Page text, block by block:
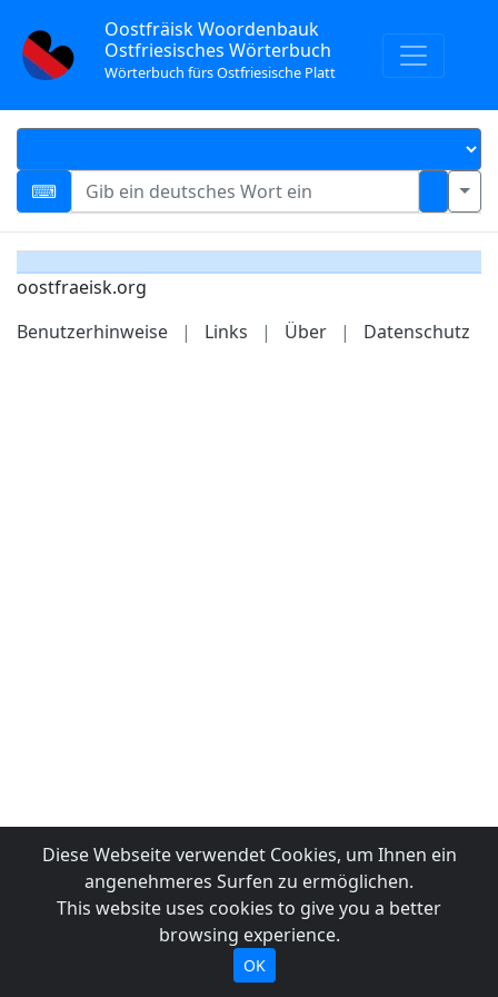
Oostfräisk Woordenbauk
Ostfriesisches Wörterbuch
Wörterbuch fürs Ostfriesische Platt
oostfraeisk.org
Benutzerhinweise
| Links | Über | Datenschutz
Diese Webseite verwendet Cookies, um Ihnen ein
angenehmeres Surfen zu ermöglichen.
This website uses cookies to give you a better
browsing experience.
OK